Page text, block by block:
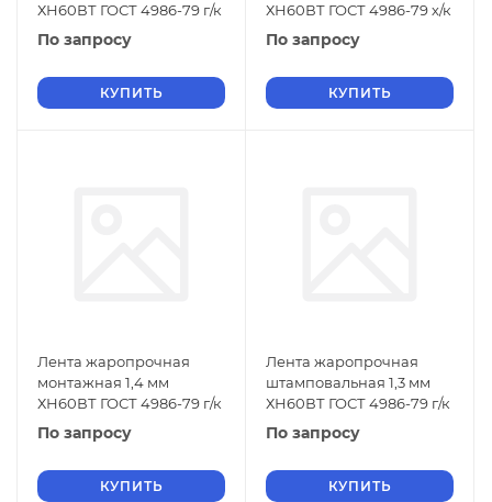
ХН60ВТ ГОСТ 4986-79 г/к
По запросу
КУПИТЬ
ХН60ВТ ГОСТ 4986-79 х/к
По запросу
КУПИТЬ
Лента жаропрочная
монтажная 1,4 мм
ХН60ВТ ГОСТ 4986-79 г/к
По запросу
КУПИТЬ
Лента жаропрочная
штамповальная 1,3 мм
ХН60ВТ ГОСТ 4986-79 г/к
По запросу
КУПИТЬ